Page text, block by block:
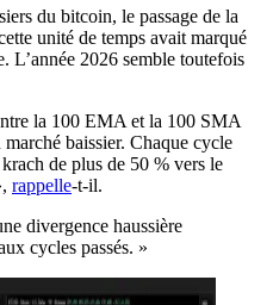
du bitcoin, le passage de la
unité de temps avait marqué
L’année 2026 semble toutefois
la 100 EMA et la 100 SMA
baissier. Chaque cycle
krach de plus de 50 % vers le
rappelle-t-il.
divergence haussière
cycles passés. »